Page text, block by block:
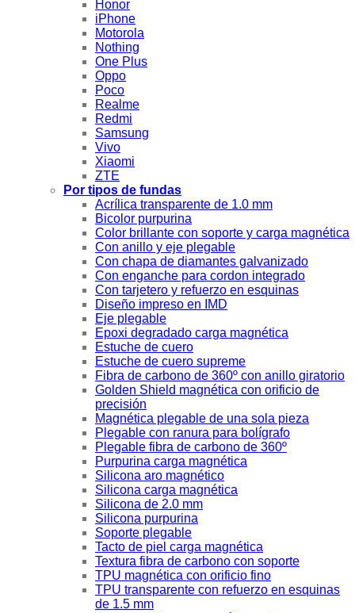
Honor
iPhone
Motorola
Nothing
One Plus
Oppo
Poco
Realme
Redmi
Samsung
Vivo
Xiaomi
ZTE
Por tipos de fundas
Acrílica transparente de 1.0 mm
Bicolor purpurina
Color brillante con soporte y carga magnética
Con anillo y eje plegable
Con chapa de diamantes galvanizado
Con enganche para cordon integrado
Con tarjetero y refuerzo en esquinas
Diseño impreso en IMD
Eje plegable
Epoxi degradado carga magnética
Estuche de cuero
Estuche de cuero supreme
Fibra de carbono de 360º con anillo giratorio
Golden Shield magnética con orificio de
precisión
Magnética plegable de una sola pieza
Plegable con ranura para bolígrafo
Plegable fibra de carbono de 360º
Purpurina carga magnética
Silicona aro magnético
Silicona carga magnética
Silicona de 2.0 mm
Silicona purpurina
Soporte plegable
Tacto de piel carga magnética
Textura fibra de carbono con soporte
TPU magnética con orificio fino
TPU transparente con refuerzo en esquinas
de 1.5 mm